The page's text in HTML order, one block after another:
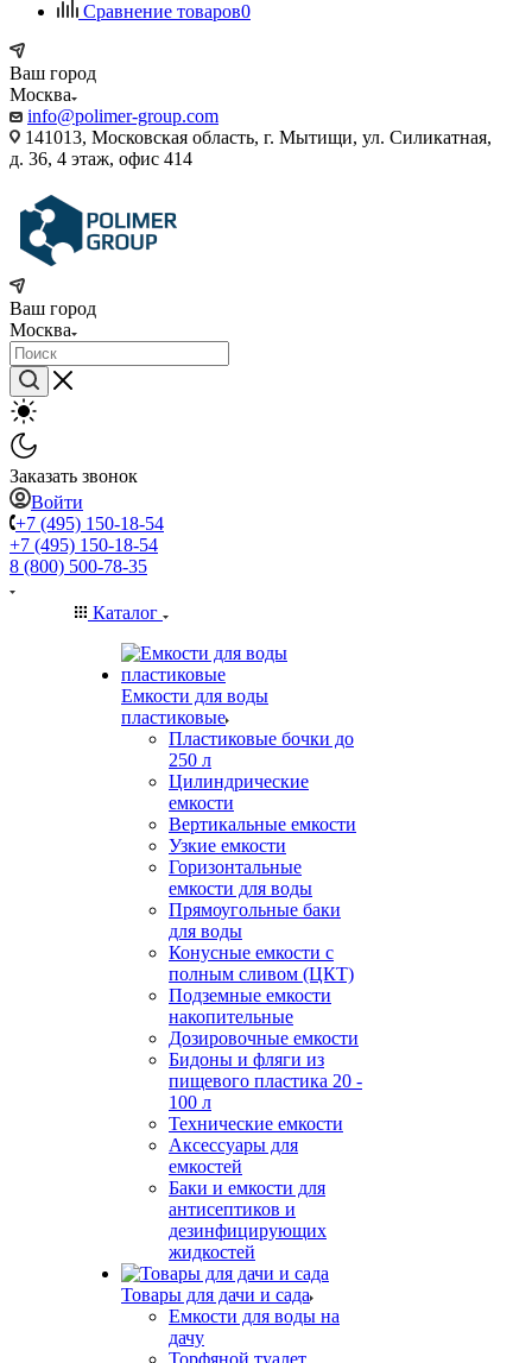
Сравнение товаров0
Ваш город
Москва
info@polimer-group.com
141013, Московская область, г. Мытищи, ул. Силикатная,
д. 36, 4 этаж, офис 414
Ваш город
Москва
Заказать звонок
Войти
+7 (495) 150-18-54
+7 (495) 150-18-54
8 (800) 500-78-35
Каталог
Емкости для воды
пластиковые
Пластиковые бочки до
250 л
Цилиндрические
емкости
Вертикальные емкости
Узкие емкости
Горизонтальные
емкости для воды
Прямоугольные баки
для воды
Конусные емкости с
полным сливом (ЦКТ)
Подземные емкости
накопительные
Дозировочные емкости
Бидоны и фляги из
пищевого пластика 20 -
100 л
Технические емкости
Аксессуары для
емкостей
Баки и емкости для
антисептиков и
дезинфицирующих
жидкостей
Товары для дачи и сада
Емкости для воды на
дачу
Торфяной туалет